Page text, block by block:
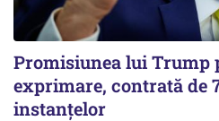
Promisiunea lui Trump
exprimare, contrată de
instanțelor